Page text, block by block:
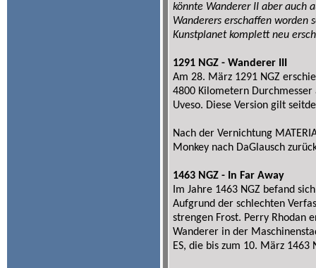
könnte Wanderer II aber auch
Wanderers erschaffen worden
Kunstplanet komplett neu
1291 NGZ - Wanderer III
Am 28. März 1291 NGZ
4800 Kilometern
Uveso. Diese Version gilt
Nach der Vernichtung
Monkey nach DaGlausch
1463 NGZ - In Far Away
Im Jahre 1463 NGZ befand
Aufgrund der schlechten
strengen Frost. Perry Rhodan
Wanderer in der
ES, die bis zum 10. März 1463